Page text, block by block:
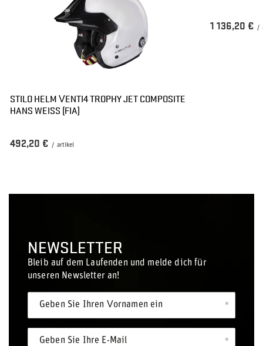
STILO HELM VENTI4 TROPHY JET COMPOSITE
HANS WEISS (FIA)
492,20 € / artikel
1 136,20 € /
NEWSLETTER
Bleib auf dem Laufenden und melde dich für
unseren Newsletter an!
Geben Sie Ihren Vornamen ein
Geben Sie Ihre E-Mail